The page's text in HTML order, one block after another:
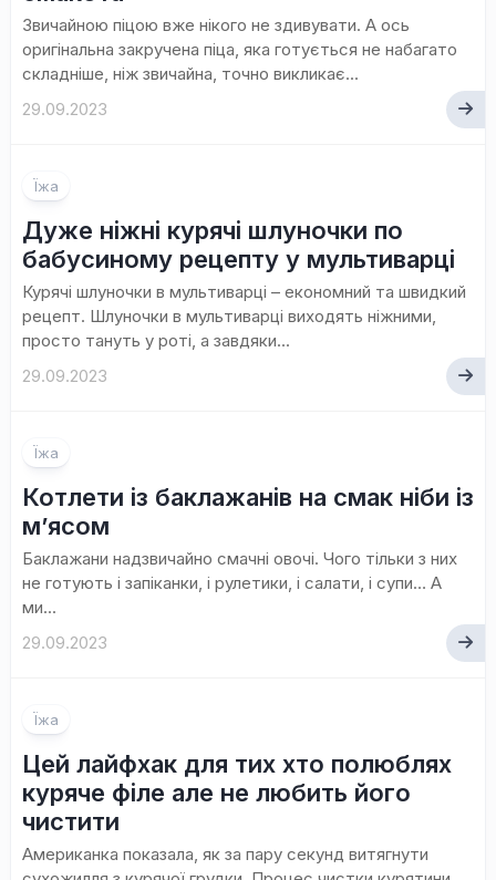
Звичайною піцою вже нікого не здивувати. А ось
оригінальна закручена піца, яка готується не набагато
складніше, ніж звичайна, точно викликає...
29.09.2023
Їжа
Дуже ніжні курячі шлуночки по
бабусиному рецепту у мультиварці
Курячі шлуночки в мультиварці – економний та швидкий
рецепт. Шлуночки в мультиварці виходять ніжними,
просто тануть у роті, а завдяки...
29.09.2023
Їжа
Котлети із баклажанів на смак ніби із
м’ясом
Баклажани надзвичайно смачні овочі. Чого тільки з них
не готують і запіканки, і рулетики, і салати, і супи… А
ми...
29.09.2023
Їжа
Цей лайфхак для тих хто полюблях
куряче філе але не любить його
чистити
Американка показала, як за пару секунд витягнути